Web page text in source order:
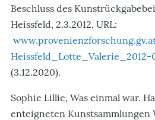
Beschluss des
Heissfeld, 2.3.2012, URL:
(3.12.2020).
Sophie Lillie, Was einmal war.
enteigneten Kunstsammlungen